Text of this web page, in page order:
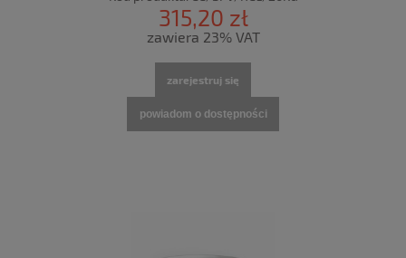
315,20 zł
zawiera 23% VAT
zarejestruj się
powiadom o dostępności